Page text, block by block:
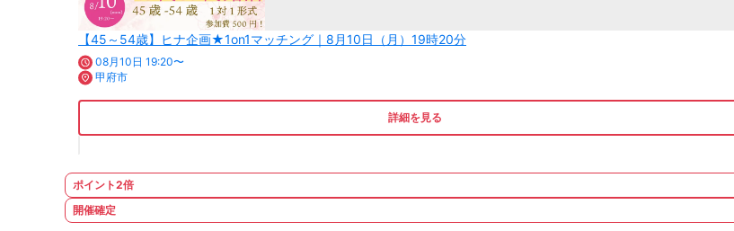
【45～54歳】ヒナ企画★1on1マッチング｜8月10日（月）19時20分
08月10日 19:20〜
甲府市
詳細を見る
ポイント2倍
開催確定